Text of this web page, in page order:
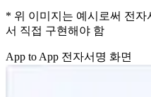
* 위 이미지는 예시로써 전자
서 직접 구현해야 함
App to App 전자서명 화면